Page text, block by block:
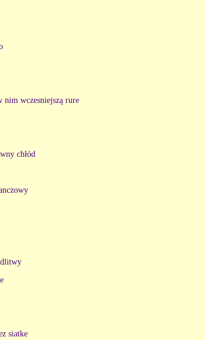
nim wczesniejszą rure
chłód
siatke